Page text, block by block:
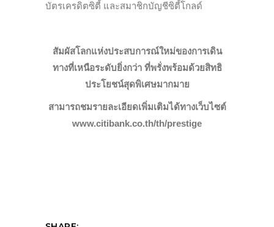
บัตรเครดิตซิตี้ และสมาชิกบัญชีซิตี้โกลด์
สัมผัสโลกแห่งประสบการณ์ใหม่ของการเดิน
ทางที่เหนือระดับยิ่งกว่า ที่พรั่งพร้อมด้วยสิทธิ
ประโยชน์สุดพิเศษมากมาย
สามารถชมรายละเอียดเพิ่มเติมได้ทางเว็บไซต์
www.citibank.co.th/th/prestige